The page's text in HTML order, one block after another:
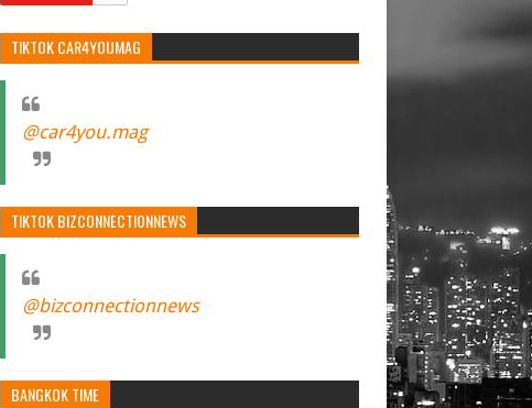
TIKTOK CAR4YOUMAG
@car4you.mag
TIKTOK BIZCONNECTIONNEWS
@bizconnectionnews
BANGKOK TIME